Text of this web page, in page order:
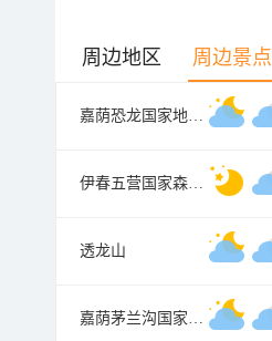
周边地区 周边景点
嘉荫恐龙国家地质公园
伊春五营国家森林公园
透龙山
嘉荫茅兰沟国家森林公园